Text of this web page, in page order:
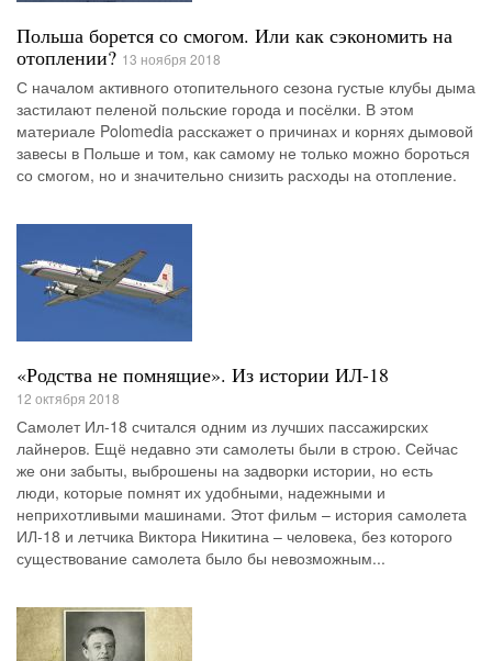
Польша борется со смогом. Или как сэкономить на
отоплении? 13 ноября 2018
С началом активного отопительного сезона густые клубы дыма
застилают пеленой польские города и посёлки. В этом
материале Polomedia расскажет о причинах и корнях дымовой
завесы в Польше и том, как самому не только можно бороться
со смогом, но и значительно снизить расходы на отопление.
«Родства не помнящие». Из истории ИЛ-18
12 октября 2018
Самолет Ил-18 считался одним из лучших пассажирских
лайнеров. Ещё недавно эти самолеты были в строю. Сейчас
же они забыты, выброшены на задворки истории, но есть
люди, которые помнят их удобными, надежными и
неприхотливыми машинами. Этот фильм – история самолета
ИЛ-18 и летчика Виктора Никитина – человека, без которого
существование самолета было бы невозможным...